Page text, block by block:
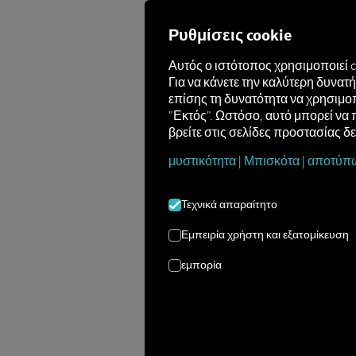
Καλώς ήρθατε
Αυτή η επισκόπηση σας
τρέχουσες ανάγκες σας – είτε
Ρυθμίσεις cookie
Αυτός ο ιστότοπος
Για να κάνετε την καλύτερη
επίσης τη δυνατότητα να
"Εκτός". Ωστόσο, αυτό μπορεί να
βρείτε στις σελίδες προστασίας
μυστικότητα | Μπισκότα |
Τεχνικά απαραίτητο
Εμπειρία χρήστη και εξατομίκευση
εμπορία